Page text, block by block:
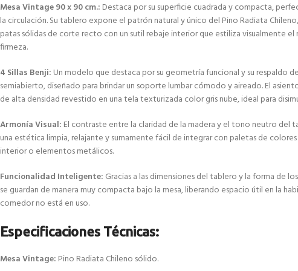
Mesa Vintage 90 x 90 cm.: Destaca por su superficie cuadrada y compacta,
la circulación. Su tablero expone el patrón natural y único del Pino Radiata
patas sólidas de corte recto con un sutil rebaje interior que estiliza visualmente el
firmeza.
4 Sillas Benji: Un modelo que destaca por su geometría funcional y su respaldo
semiabierto, diseñado para brindar un soporte lumbar cómodo y aireado. El
de alta densidad revestido en una tela texturizada color gris nube, ideal para
Armonía Visual: El contraste entre la claridad de la madera y el tono neutro del
una estética limpia, relajante y sumamente fácil de integrar con paletas de
interior o elementos metálicos.
Funcionalidad Inteligente: Gracias a las dimensiones del tablero y la forma de
se guardan de manera muy compacta bajo la mesa, liberando espacio útil en la
comedor no está en uso.
Especificaciones Técnicas:
Mesa Vintage: Pino Radiata Chileno sólido.